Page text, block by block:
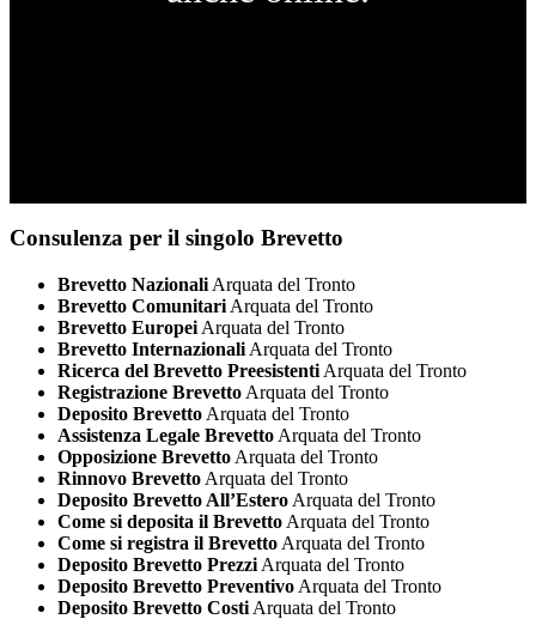
Consulenza per il singolo Brevetto
Brevetto Nazionali Arquata del Tronto
Brevetto Comunitari Arquata del Tronto
Brevetto Europei Arquata del Tronto
Brevetto Internazionali Arquata del Tronto
Ricerca del Brevetto Preesistenti Arquata del Tronto
Registrazione Brevetto Arquata del Tronto
Deposito Brevetto Arquata del Tronto
Assistenza Legale Brevetto Arquata del Tronto
Opposizione Brevetto Arquata del Tronto
Rinnovo Brevetto Arquata del Tronto
Deposito Brevetto All’Estero Arquata del Tronto
Come si deposita il Brevetto Arquata del Tronto
Come si registra il Brevetto Arquata del Tronto
Deposito Brevetto Prezzi Arquata del Tronto
Deposito Brevetto Preventivo Arquata del Tronto
Deposito Brevetto Costi Arquata del Tronto